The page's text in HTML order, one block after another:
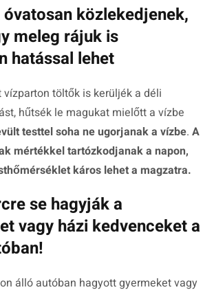
közlekedjenek,
meleg rájuk is
hatással lehet
töltők is kerüljék a déli
hűtsék le magukat mielőtt a vízbe
testtel soha ne ugorjanak a vízbe. A
mértékkel tartózkodjanak a napon,
káros lehet a magzatra.
se hagyják a
vagy házi kedvenceket a
álló autóban hagyott gyermeket vagy